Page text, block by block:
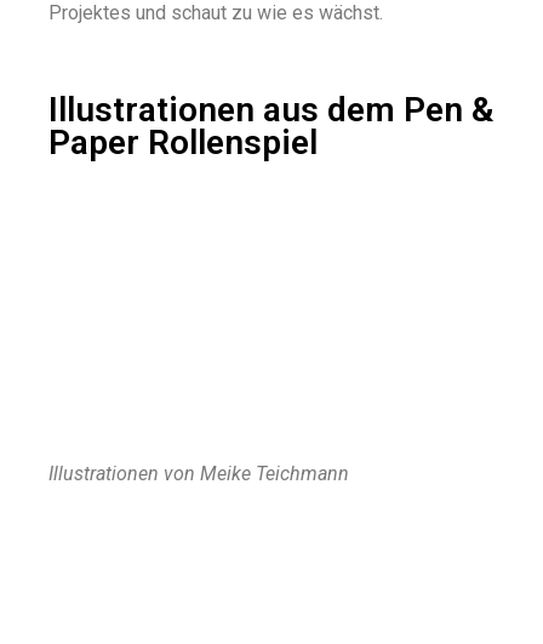
Projektes und schaut zu wie es wächst.
Illustrationen aus dem Pen &
Paper Rollenspiel
Illustrationen von Meike Teichmann